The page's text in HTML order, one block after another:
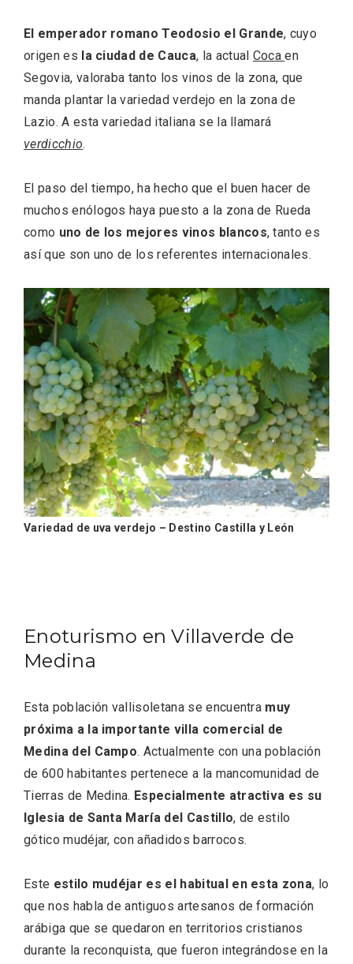
El emperador romano Teodosio el Grande, cuyo
origen es la ciudad de Cauca, la actual Cocaen
Segovia, valoraba tanto los vinos de la zona, que
manda plantar la variedad verdejo en la zona de
Lazio. A esta variedad italiana se la llamará
verdicchio.
El paso del tiempo, ha hecho que el buen hacer de
muchos enólogos haya puesto a la zona de Rueda
como uno de los mejores vinos blancos, tanto es
así que son uno de los referentes internacionales.
Variedad de uva verdejo – Destino Castilla y León
Enoturismo en Villaverde de
Medina
Esta población vallisoletana se encuentra muy
próxima a la importante villa comercial de
Medina del Campo. Actualmente con una población
de 600 habitantes pertenece a la mancomunidad de
Tierras de Medina. Especialmente atractiva es su
Iglesia de Santa María del Castillo, de estilo
gótico mudéjar, con añadidos barrocos.
Este estilo mudéjar es el habitual en esta zona, lo
que nos habla de antiguos artesanos de formación
arábiga que se quedaron en territorios cristianos
durante la reconquista, que fueron integrándose en la
de Guadarrama en su vertiente
segoviana
El Cronicón de Oña sale a la calle